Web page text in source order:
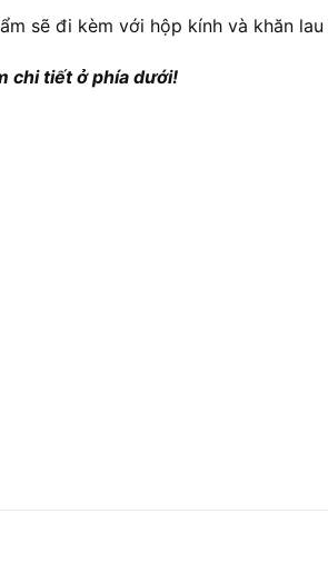
sẽ đi kèm với hộp kính và khăn lau
chi tiết ở phía dưới!